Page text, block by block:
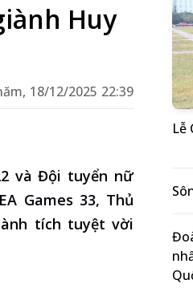
Huy
18/12/2025 22:39
và Đội tuyển nữ
Games 33, Thủ
tích tuyệt vời
Lễ